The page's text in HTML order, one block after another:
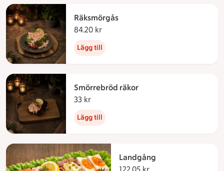
Räksmörgås
84.20 kr
Lägg till
Smörrebröd räkor
33 kr
Lägg till
Landgång